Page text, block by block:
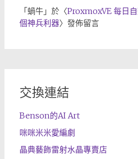
「 蝸牛」於〈ProxmoxVE 每日
個神兵利器〉發佈留言
交換連結
Benson的AI Art
咪咪米米愛編劇
晶典藝飾雷射水晶專賣店